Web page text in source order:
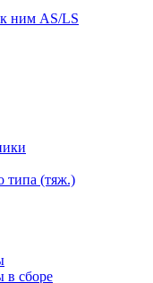
ним AS/LS
типа (тяж.)
в сборе